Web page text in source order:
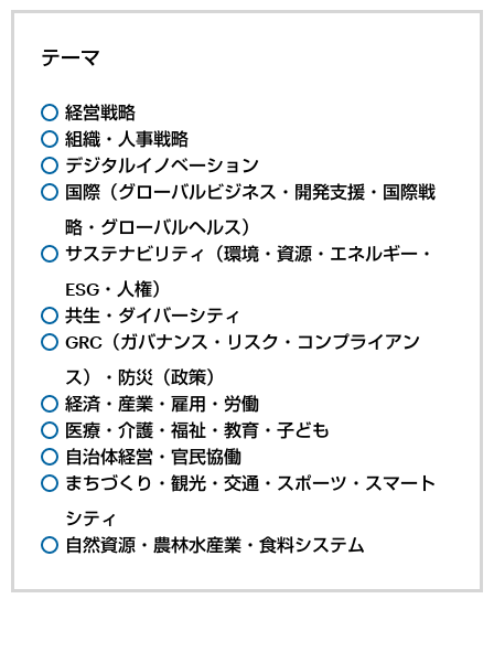
テーマ
経営戦略
組織・人事戦略
デジタルイノベーション
国際（グローバルビジネス・開発支援・国際戦
略・グローバルヘルス）
サステナビリティ（環境・資源・エネルギー・
ESG・人権）
共生・ダイバーシティ
GRC（ガバナンス・リスク・コンプライアン
ス）・防災（政策）
経済・産業・雇用・労働
医療・介護・福祉・教育・子ども
自治体経営・官民協働
まちづくり・観光・交通・スポーツ・スマート
シティ
自然資源・農林水産業・食料システム